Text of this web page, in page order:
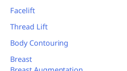
Facelift
Thread Lift
Body Contouring
Breast